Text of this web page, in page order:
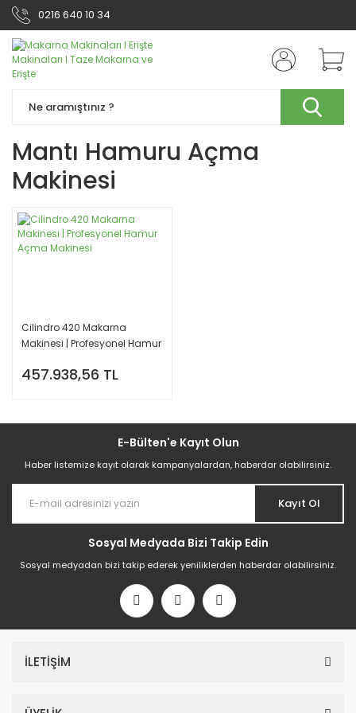
0216 640 10 34
Mantı Hamuru Açma
Makinesi
Cilindro 420 Makarna
Makinesi | Profesyonel Hamur
457.938,56 TL
E-Bülten'e Kayıt Olun
Haber listemize kayıt olarak kampanyalardan, haberdar olabilirsiniz.
Kayıt Ol
Sosyal Medyada Bizi Takip Edin
Sosyal medyadan bizi takip ederek yeniliklerden haberdar olabilirsiniz.
İLETİŞİM